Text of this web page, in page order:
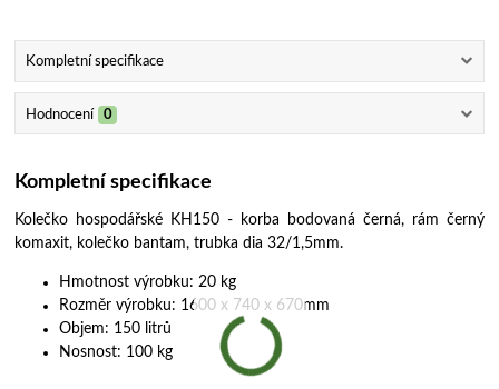
Kompletní specifikace
Hodnocení 0
Kompletní specifikace
Kolečko hospodářské KH150 - korba bodovaná černá, rám černý
komaxit, kolečko bantam, trubka dia 32/1,5mm.
Hmotnost výrobku: 20 kg
Rozměr výrobku: 1600 x 740 x 670mm
Objem: 150 litrů
Nosnost: 100 kg